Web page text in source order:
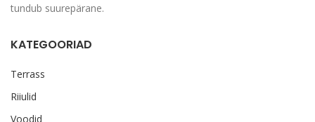
tundub suurepärane.
KATEGOORIAD
Terrass
Riiulid
Voodid